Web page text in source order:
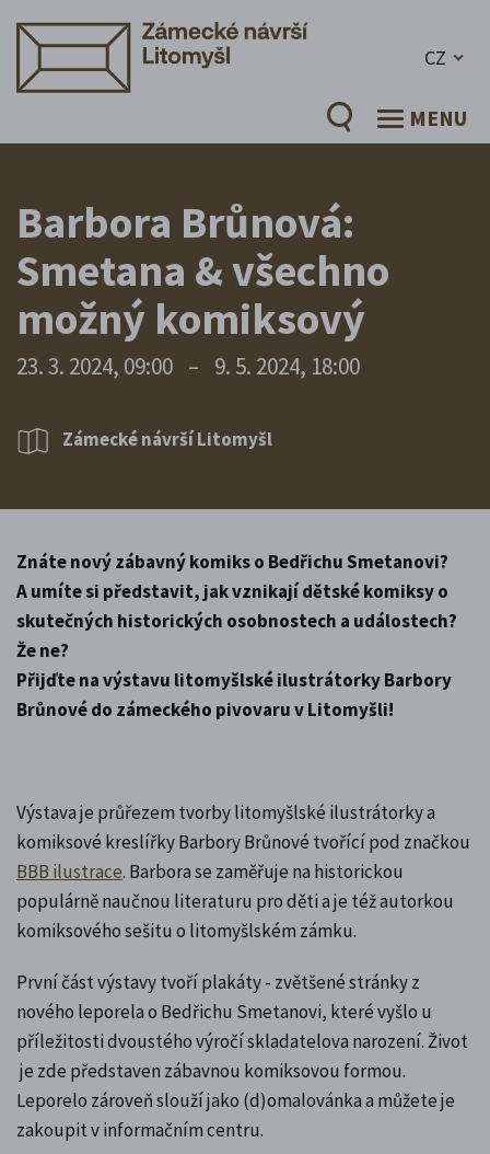
CZ
MENU
Barbora Brůnová:
Smetana & všechno
možný komiksový
23. 3. 2024, 09:00 – 9. 5. 2024, 18:00
Zámecké návrší Litomyšl
Znáte nový zábavný komiks o Bedřichu Smetanovi?
A umíte si představit, jak vznikají dětské komiksy o
skutečných historických osobnostech a událostech?
Že ne?
Přijďte na výstavu litomyšlské ilustrátorky Barbory
Brůnové do zámeckého pivovaru v Litomyšli!
Výstava je průřezem tvorby litomyšlské ilustrátorky a
komiksové kreslířky Barbory Brůnové tvořící pod značkou
BBB ilustrace. Barbora se zaměřuje na historickou
populárně naučnou literaturu pro děti a je též autorkou
komiksového sešitu o litomyšlském zámku.
První část výstavy tvoří plakáty - zvětšené stránky z
nového leporela o Bedřichu Smetanovi, které vyšlo u
příležitosti dvoustého výročí skladatelova narození. Život
je zde představen zábavnou komiksovou formou.
Leporelo zároveň slouží jako (d)omalovánka a můžete je
zakoupit v informačním centru.